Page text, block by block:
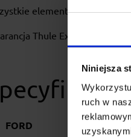
Niniejsza
ruch w
elementy objęte
Thule Extended
FORD